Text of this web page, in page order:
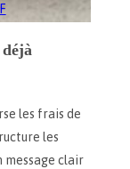
les frais de
les
message clair